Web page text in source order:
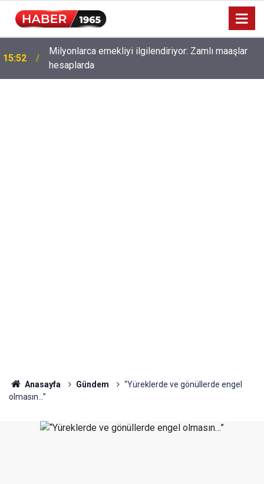
15:52
Milyonlarca emekliyi ilgilendiriyor: Zamlı maaşlar
hesaplarda
Anasayfa Gündem
“Yüreklerde ve gönüllerde engel
olmasın…”